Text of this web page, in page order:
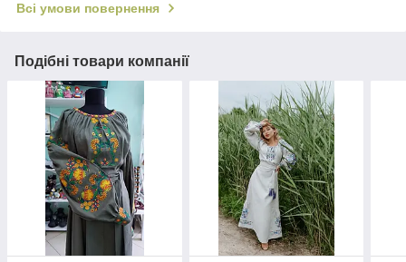
Всі умови повернення
Подібні товари компанії